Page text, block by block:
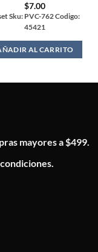
$7.00
Sku: PVC-762 Codigo:
45421
AL CARRITO
mayores a $499.